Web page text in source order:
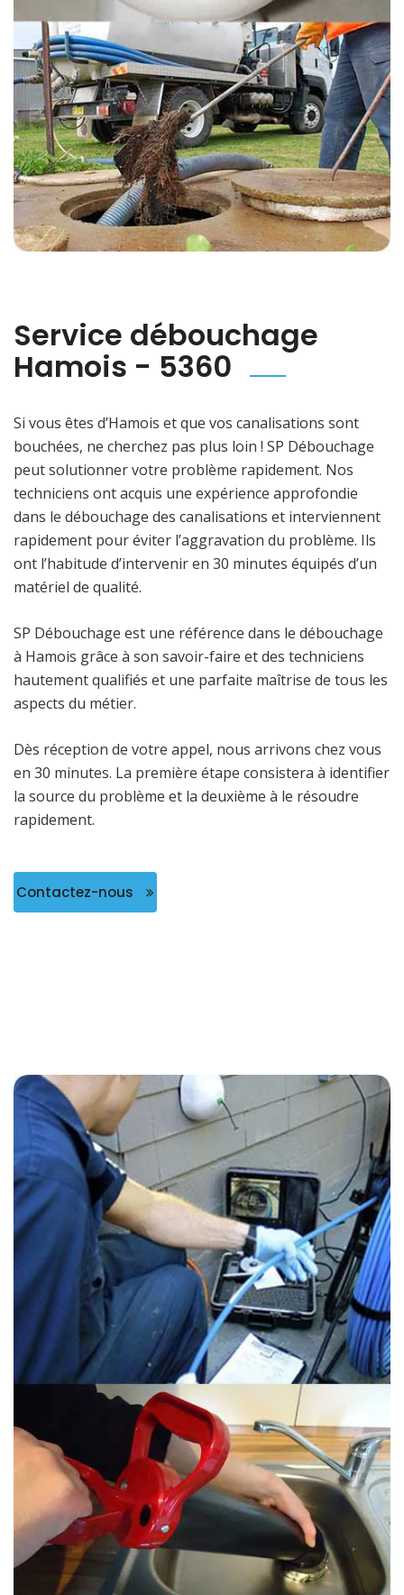
Service débouchage
Hamois - 5360
Si vous êtes d’Hamois et que vos canalisations sont
bouchées, ne cherchez pas plus loin ! SP Débouchage
peut solutionner votre problème rapidement. Nos
techniciens ont acquis une expérience approfondie
dans le débouchage des canalisations et interviennent
rapidement pour éviter l’aggravation du problème. Ils
ont l’habitude d’intervenir en 30 minutes équipés d’un
matériel de qualité.
SP Débouchage est une référence dans le débouchage
à Hamois grâce à son savoir-faire et des techniciens
hautement qualifiés et une parfaite maîtrise de tous les
aspects du métier.
Dès réception de votre appel, nous arrivons chez vous
en 30 minutes. La première étape consistera à identifier
la source du problème et la deuxième à le résoudre
rapidement.
Contactez-nous